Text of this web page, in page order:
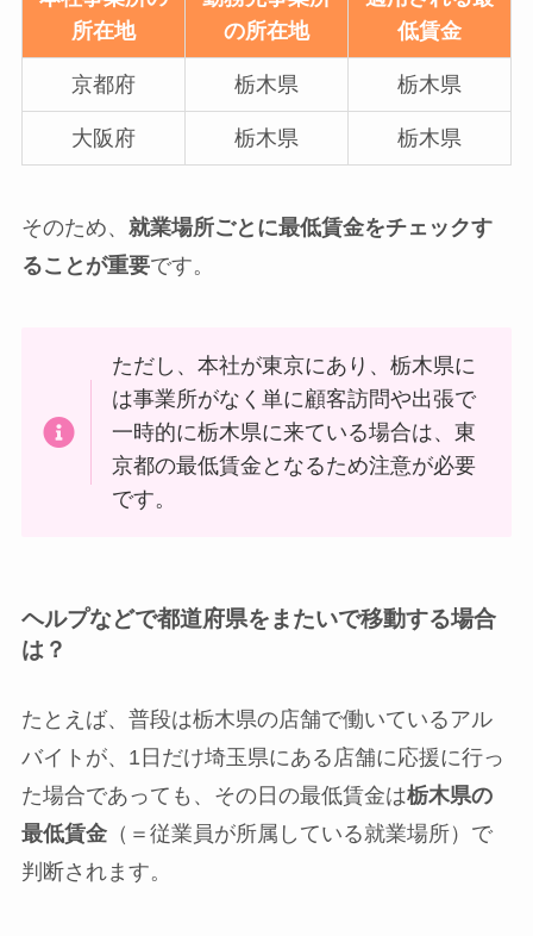
所在地
の所在地
低賃金
京都府 栃木県 栃木県
大阪府 栃木県 栃木県
そのため、 就業場所ごとに最低賃金をチェックす
ることが重要です。
ただし、本社が東京にあり、栃木県に
は事業所がなく単に顧客訪問や出張で
一時的に栃木県に来ている場合は、東
京都の最低賃金となるため注意が必要
です。
ヘルプなどで都道府県をまたいで移動する場合
は？
たとえば、普段は栃木県の店舗で働いているアル
バイトが、1日だけ埼玉県にある店舗に応援に行っ
た場合であっても、その日の最低賃金は栃木県の
最低賃金（＝従業員が所属している就業場所）で
判断されます。